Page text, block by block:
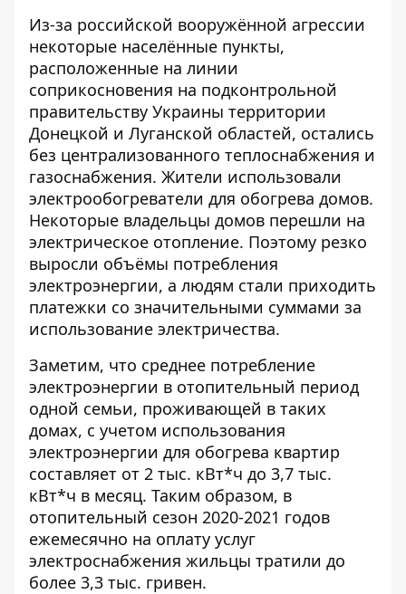
Из-за российской вооружённой агрессии
некоторые населённые пункты,
расположенные на линии
соприкосновения на подконтрольной
правительству Украины территории
Донецкой и Луганской областей, остались
без централизованного теплоснабжения и
газоснабжения. Жители использовали
электрообогреватели для обогрева домов.
Некоторые владельцы домов перешли на
электрическое отопление. Поэтому резко
выросли объёмы потребления
электроэнергии, а людям стали приходить
платежки со значительными суммами за
использование электричества.
Заметим, что среднее потребление
электроэнергии в отопительный период
одной семьи, проживающей в таких
домах, с учетом использования
электроэнергии для обогрева квартир
составляет от 2 тыс. кВт*ч до 3,7 тыс.
кВт*ч в месяц. Таким образом, в
отопительный сезон 2020-2021 годов
ежемесячно на оплату услуг
электроснабжения жильцы тратили до
более 3,3 тыс. гривен.